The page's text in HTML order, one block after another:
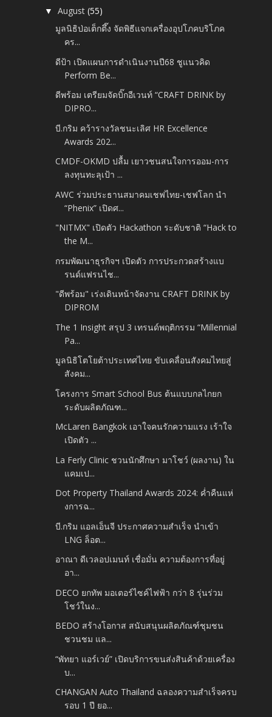
▼August(55)
มูลนิธิป่อเต็กตึ๊ง จัดพิธีแจกเครื่องอุปโภคบริโภค
คร...
ดีป้า เปิดแผนการดำเนินงานปี68 ชูแนวคิด
Perform Be...
ดีพร้อม เตรียมจัดบิ๊กอีเวนท์ “CRAFT DRINK by
DIPRO...
บี.กริม คว้ารางวัลชนะเลิศ HR Excellence
Awards 202...
CMDF-OKMD ปลื้ม เยาวชนสนใจการออม-การ
ลงทุนทะลุเป้า ...
AWC ร่วมประธานสมาคมเชฟไทย-เชฟโลก นำ
“Phenix” เปิดศ...
"NITMX" เปิดตัว Hackathon ระดับชาติ “Hack to
the M...
กรมพัฒนาธุรกิจฯ เปิดตัว การประกวดสร้างแบ
รนด์แฟรนไช...
"ดีพร้อม" เร่งเดินหน้าจัดงาน CRAFT DRINK by
DIPROM
The 1 Insight สรุป 3 เทรนด์พฤติกรรม “Millennial
Pa...
มูลนิธิโตโยต้าประเทศไทย ขับเคลื่อนสังคมไทยสู่
สังคม...
โครงการ Smart School Bus ต้นแบบกลไกยก
ระดับผลิตภัณฑ...
McLaren Bangkok เอาใจคนรักความแรง เร้าใจ
เปิดตัว ...
La Ferly Clinic ชวนนักศึกษา มาโชว์ (ผลงาน) ใน
แคมเป...
Dot Property Thailand Awards 2024: ค่ำคืนแห่
งการฉ...
บี.กริม แอลเอ็นจี ประกาศความสำเร็จ นำเข้า
LNG ล็อต...
อาณา ดีเวลอปเมนท์ เชื่อมั่น ความต้องการที่อยู่
อา...
DECO ยกทัพ มอเตอร์ไซค์ไฟฟ้า กว่า 8 รุ่นร่วม
โชว์ในง...
BEDO สร้างโอกาส สนับสนุนผลิตภัณฑ์ชุมชน
ชวนชม แล...
“พัทยา แอร์เวย์” เปิดบริการขนส่งสินค้าด้วยเครื่อง
บ...
CHANGAN Auto Thailand ฉลองความสำเร็จครบ
รอบ 1 ปี ยอ...